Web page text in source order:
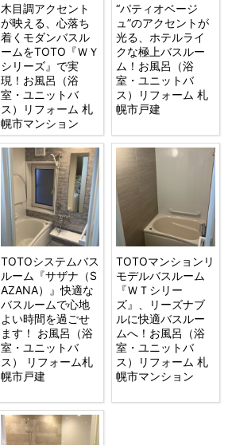
木目調アクセント
が映える、心落ち
着くモダンバスル
ームをTOTO『ＷＹ
シリーズ』で実
現！お風呂（浴
室・ユニットバ
ス）リフォーム 札
幌市マンション
“パティオベージ
ュ”のアクセントが
光る、ホテルライ
クな極上バスルー
ム！お風呂（浴
室・ユニットバ
ス）リフォーム 札
幌市戸建
TOTOシステムバス
ルーム『サザナ（S
AZANA）』快適な
バスルームで心地
よい時間を過ごせ
ます！ お風呂（浴
室・ユニットバ
ス） リフォーム札
幌市戸建
TOTOマンションリ
モデルバスルーム
『ＷＴシリー
ズ』、リーズナブ
ルに快適バスルー
ムへ！お風呂（浴
室・ユニットバ
ス）リフォーム 札
幌市マンション